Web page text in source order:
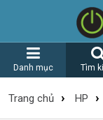
Danh mục Tìm
Trang chủ › HP ›